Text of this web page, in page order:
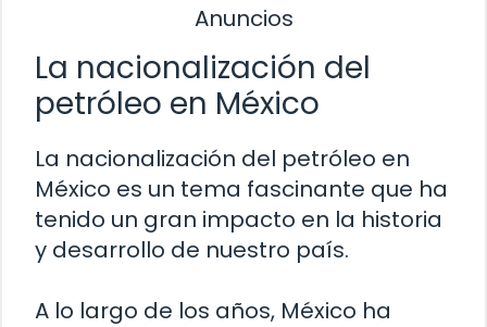
Anuncios
La nacionalización del
petróleo en México
La nacionalización del petróleo en
México es un tema fascinante que ha
tenido un gran impacto en la historia
y desarrollo de nuestro país.
A lo largo de los años, México ha